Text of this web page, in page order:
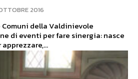
2016
della Valdinievole
di eventi per fare sinergia: nasce
mAPPe. Far apprezzare,...